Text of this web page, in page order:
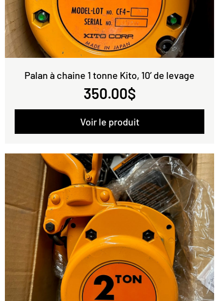
Palan à chaine 1 tonne Kito, 10’ de levage
350.00$
Voir le produit